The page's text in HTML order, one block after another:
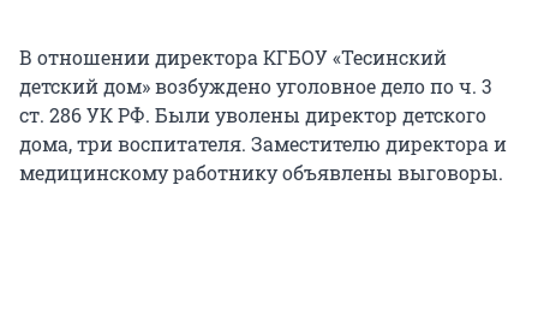
В отношении директора КГБОУ «Тесинский
детский дом» возбуждено уголовное дело по ч. 3
ст. 286 УК РФ. Были уволены директор детского
дома, три воспитателя. Заместителю директора и
медицинскому работнику объявлены выговоры.